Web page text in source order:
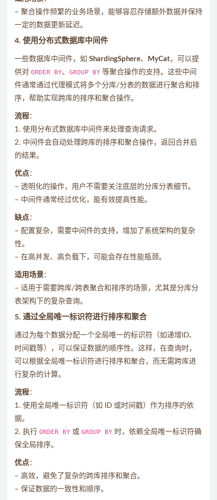
– 聚合操作频繁的业务场景，能够容忍存储额外数据并保持
一定的数据更新延迟。
4. 使用分布式数据库中间件
一些数据库中间件，如 ShardingSphere、 MyCat，可以提
供对 ORDER BY、 GROUP BY 等聚合操作的支持。这些中间
件通常通过代理模式将多个分库/分表的数据进行聚合和排
序，帮助实现跨库的排序和聚合操作。
流程：
1. 使用分布式数据库中间件来处理查询请求。
2. 中间件会自动处理跨库的排序和聚合操作，返回合并后
的结果。
优点：
– 透明化的操作，用户不需要关注底层的分库分表细节。
– 中间件通常经过优化，能有效提高性能。
缺点：
– 配置复杂，需要中间件的支持，增加了系统架构的复杂
性。
– 在高并发、高负载下，可能会存在性能瓶颈。
适用场景：
– 适用于需要跨库/跨表聚合和排序的场景，尤其是分库分
表架构下的复杂查询。
5. 通过全局唯一标识符进行排序和聚合
通过为每个数据分配一个全局唯一的标识符（如递增ID、
时间戳等），可以保证数据的顺序性。这样，在查询时，
可以根据全局唯一标识符进行排序和聚合，而无需跨库进
行复杂的计算。
流程：
1. 使用全局唯一标识符（如 ID 或时间戳）作为排序的依
据。
2. 执行 ORDER BY 或 GROUP BY 时，依赖全局唯一标识符确
保全局排序。
优点：
– 高效，避免了复杂的跨库排序和聚合。
– 保证数据的一致性和顺序。